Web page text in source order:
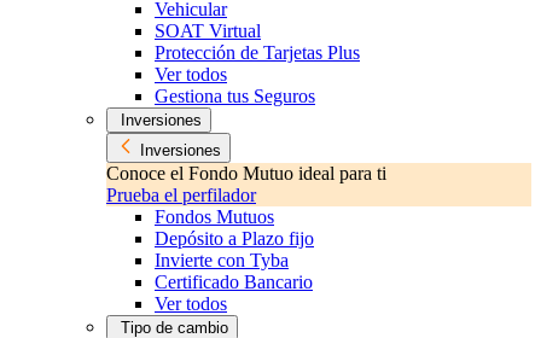
Vehicular
SOAT Virtual
Protección de Tarjetas Plus
Ver todos
Gestiona tus Seguros
Inversiones
Inversiones
Conoce el Fondo Mutuo ideal para ti
Prueba el perfilador
Fondos Mutuos
Depósito a Plazo fijo
Invierte con Tyba
Certificado Bancario
Ver todos
Tipo de cambio